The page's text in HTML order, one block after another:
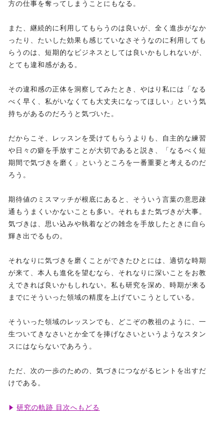
方の仕事を奪ってしまうことにもなる。
また、継続的に利用してもらうのは良いが、全く進歩がなか
ったり、たいした効果も感じていなさそうなのに利用しても
らうのは、短期的なビジネスとしては良いかもしれないが、
とても違和感がある。
その違和感の正体を洞察してみたとき、やはり私には「なる
べく早く、私がいなくても大丈夫になってほしい」という気
持ちがあるのだろうと気づいた。
だからこそ、レッスンを受けてもらうよりも、自主的な練習
や日々の癖を手放すことが大切であると説き、「なるべく短
期間で気づきを磨く」というところを一番重要と考えるのだ
ろう。
期待値のミスマッチが根底にあると、そういう言葉の意思疎
通もうまくいかないことも多い。それもまた気づきが大事。
気づきは、思い込みや執着などの雑念を手放したときに自ら
輝き出でるもの。
それなりに気づきを磨くことができたひとには、適切な時期
が来て、本人も進化を望むなら、それなりに深いことをお教
えできれば良いかもしれない。私も研究を深め、時期が来る
までにそういった領域の精度を上げていこうとしている。
そういった領域のレッスンでも、どこぞの教祖のように、一
生ついてきなさいとか全てを捧げなさいというようなスタン
スにはならないであろう。
ただ、次の一歩のための、気づきにつながるヒントを出すだ
けである。
研究の軌跡 目次へもどる